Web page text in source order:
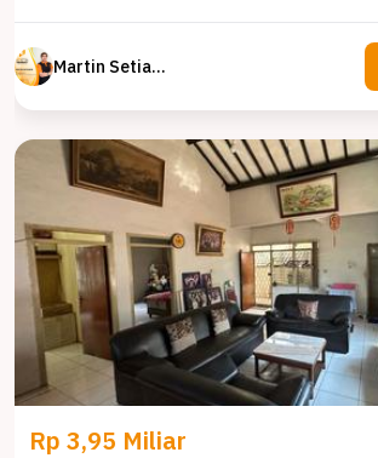
Martin Setiawan Tjandra
Rp 3,95 Miliar